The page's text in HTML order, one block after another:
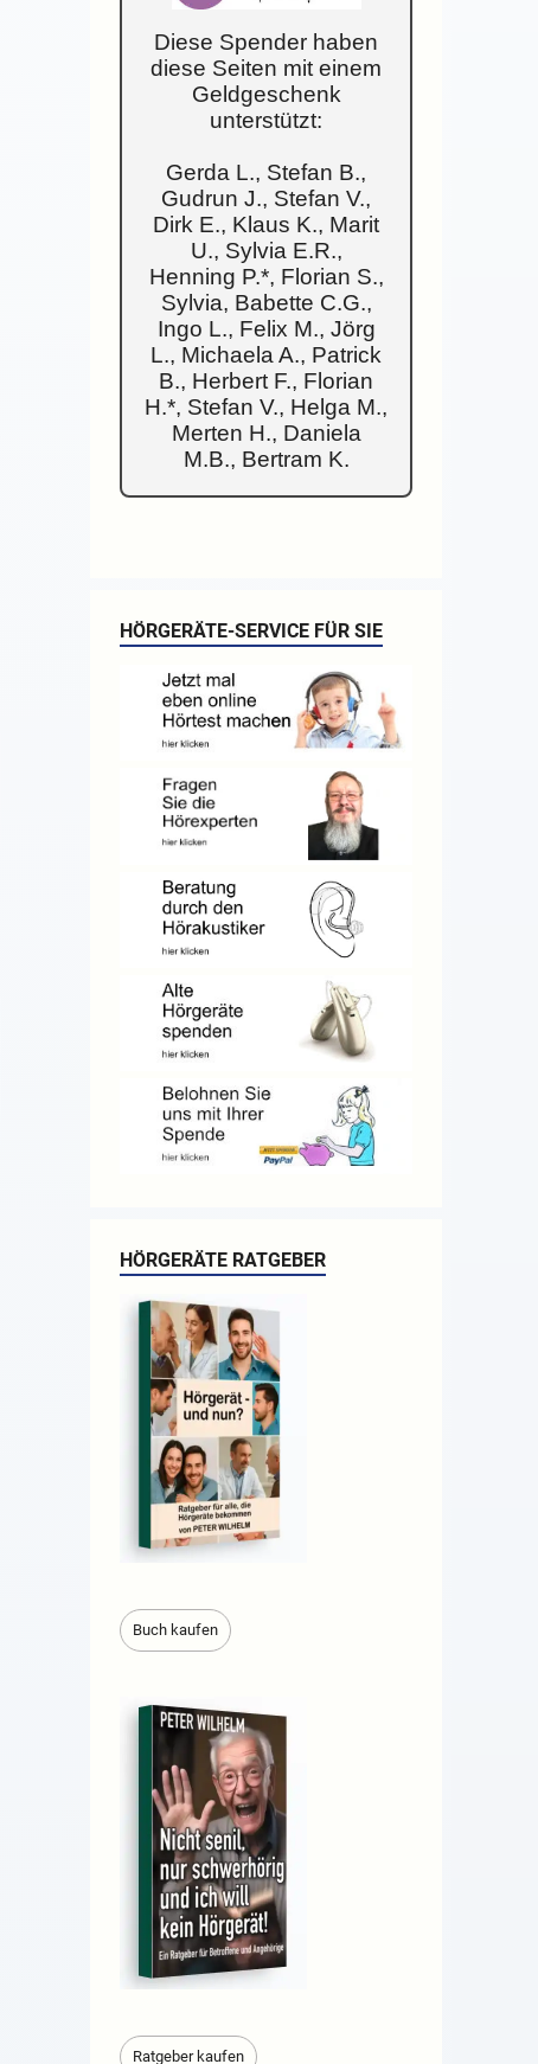
Diese Spender haben
diese Seiten mit einem
Geldgeschenk
unterstützt:
Gerda L., Stefan B.,
Gudrun J., Stefan V.,
Dirk E., Klaus K., Marit
U., Sylvia E.R.,
Henning P.*, Florian S.,
Sylvia, Babette C.G.,
Ingo L., Felix M., Jörg
L., Michaela A., Patrick
B., Herbert F., Florian
H.*, Stefan V., Helga M.,
Merten H., Daniela
M.B., Bertram K.
HÖRGERÄTE-SERVICE FÜR SIE
HÖRGERÄTE RATGEBER
Buch kaufen
Ratgeber kaufen